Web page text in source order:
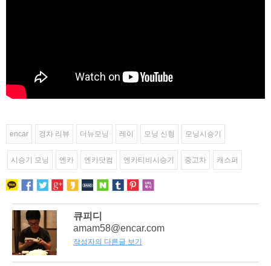
encar 경차 리뷰 더뉴모닝 레이 모닝 신형 모닝시승기
시승기 모닝 엔카 엔카닷컴 엔카티비시승기 중고차 캐스퍼
큐피디
amam58@encar.com
작성자의 다른글 보기